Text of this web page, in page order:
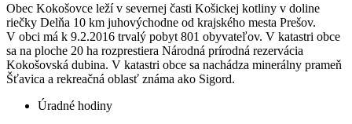
Obec Kokošovce leží v severnej časti Košickej kotliny v doline
riečky Delňa 10 km juhovýchodne od krajského mesta Prešov.
V obci má k 9.2.2016 trvalý pobyt 801 obyvateľov. V katastri obce
sa na ploche 20 ha rozprestiera Národná prírodná rezervácia
Kokošovská dubina. V katastri obce sa nachádza minerálny prameň
Šťavica a rekreačná oblasť známa ako Sigord.
Úradné hodiny